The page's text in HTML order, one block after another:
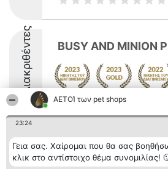
ΑΕΤΟΊ των pet shops
23:24
Γεια σας. Χαίρομαι που θα σας
κλικ στο αντίστοιχο θέμα συνομιλίας!
Διακριθέντες BUSY AND MINION
Διοργανωτής της
κατάταξης
BEAUTIFUL COMPANY
Κατάταξη
Διακριθέντες
Λίστα όλων